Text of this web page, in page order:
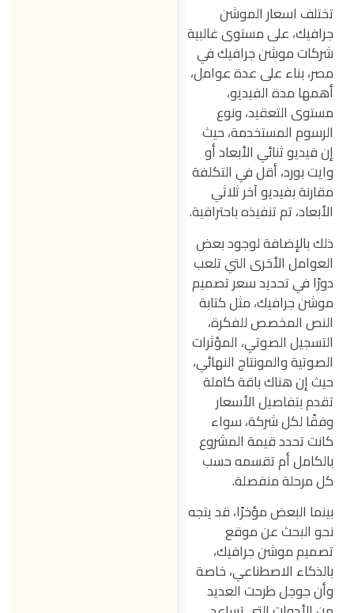
تختلف اسعار الموشن
جرافيك، على مستوى غالبية
شركات موشن جرافيك في
مصر، بناء على عدة عوامل،
أهمها مدة الفيديو،
مستوى التعقيد، ونوع
الرسوم المستخدمة، حيث
إن فيديو ثنائي الأبعاد أو
وايت بورد، أقل في التكلفة
مقارنة بفيديو آخر ثلاثي
الأبعاد، تم تنفيذه باحترافية.
ذلك بالإضافة لوجود بعض
العوامل الأخرى التي تلعب
دورًا في تحديد سعر تصميم
موشن جرافيك، مثل كتابة
النص المخصص للفكرة،
التسجيل الصوتي، المؤثرات
الصوتية والمونتاج النهائي،
حيث إن هناك باقة كاملة
تقدم بتفاصيل الأسعار
وفقًا لكل شركة، سواء
كانت تحدد قيمة المشروع
بالكامل أم تقسمه حسب
كل مرحلة منفصلة.
بينما البعض مؤخرًا، قد يتجه
نحو البحث عن موقع
تصميم موشن جرافيك،
بالذكاء الاصطناعي، خاصة
وأن جوجل طرحت العديد